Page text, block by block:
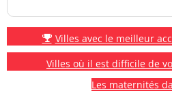
Villes avec le meilleur
Villes où il est difficile de
Les maternités